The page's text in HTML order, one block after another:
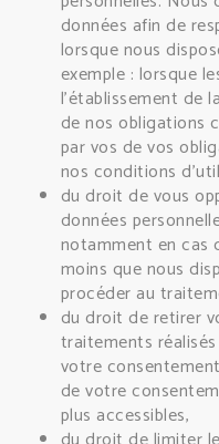
données afin de
lorsque nous
exemple : lorsque
l’établissement de
de nos obligations
par vos de vos
nos conditions
du droit de vous
données
notamment en cas
moins que nous
procéder au
du droit de retirer
traitements
votre
de votre
plus accessibles,